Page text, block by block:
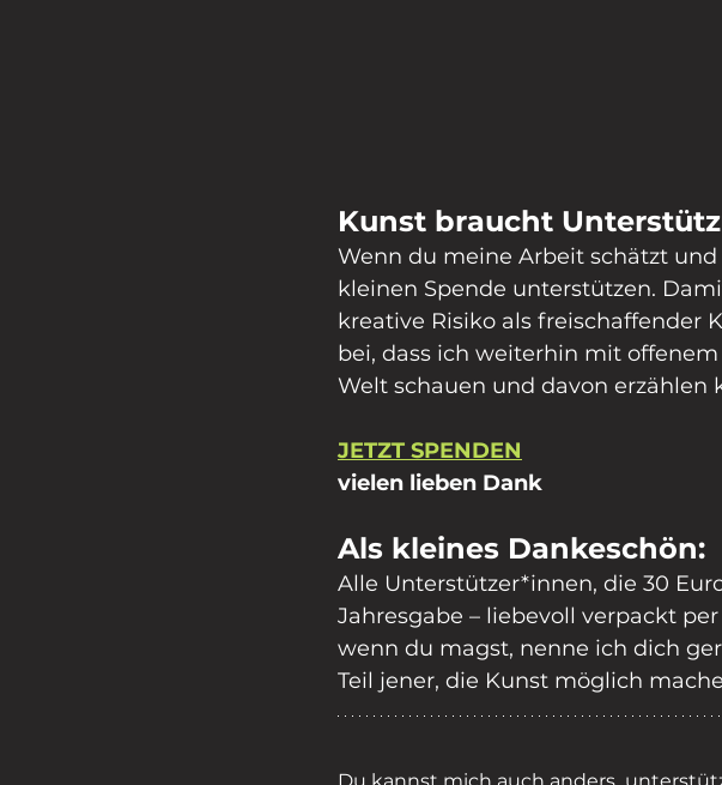
Kunst braucht
Wenn du meine Arbeit schätzt
kleinen Spende unterstützen.
kreative Risiko als freischaffender
bei, dass ich weiterhin mit
Welt schauen und davon erzählen
JETZT SPENDEN
vielen lieben Dank
Als kleines Dankeschön:
Alle Unterstützer*innen, die 30
Jahresgabe – liebevoll verpackt
wenn du magst, nenne ich dich
Teil jener, die Kunst möglich